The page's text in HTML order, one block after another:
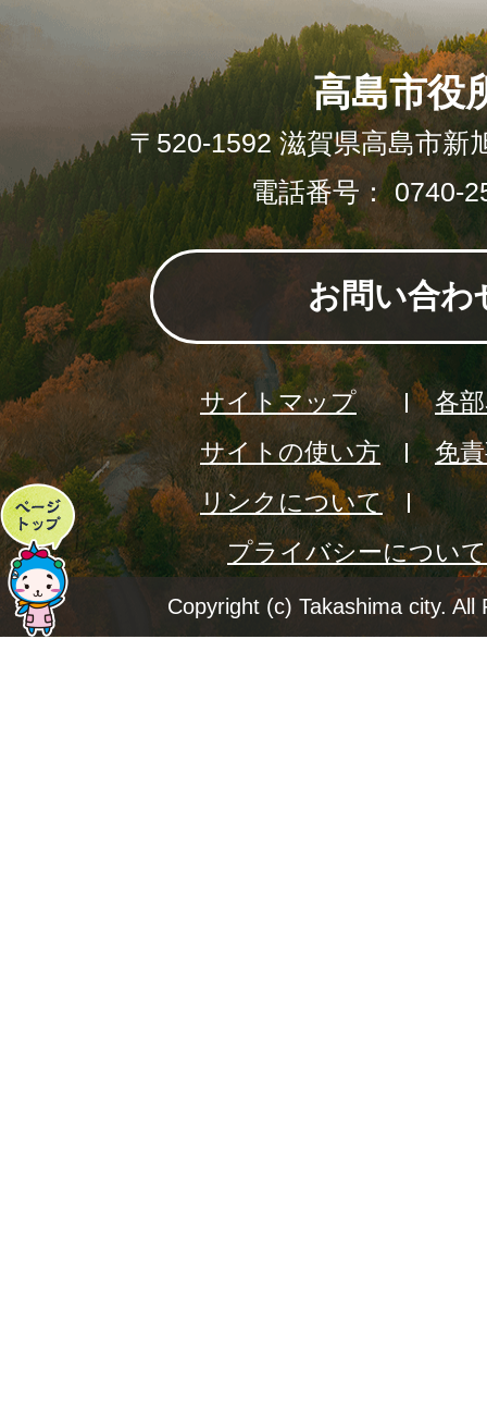
ペ
ー
ジ
高島市役
〒520-1592 滋賀県高島市新
電話番号： 0740-
お問い合わ
サイトマップ
各
サイトの使い方
免
リンクについて
プライバシーについて
Copyright (c) Takashima city. All